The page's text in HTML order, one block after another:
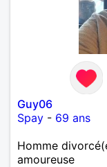
Guy06
Spay - 69 ans
Homme
amoureuse